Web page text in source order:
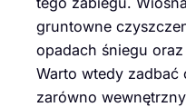
gruntowne
opadach śniegu
Warto wtedy zadbać
zarówno